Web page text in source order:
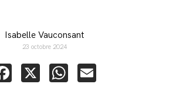
Isabelle Vauconsant
23 octobre 2024
Facebook
X WhatsApp